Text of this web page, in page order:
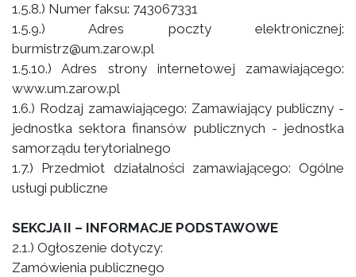
1.5.8.) Numer faksu: 743067331
1.5.9.) Adres poczty elektronicznej:
burmistrz@um.zarow.pl
1.5.10.) Adres strony internetowej zamawiającego:
www.um.zarow.pl
1.6.) Rodzaj zamawiającego: Zamawiający publiczny -
jednostka sektora finansów publicznych - jednostka
samorządu terytorialnego
1.7.) Przedmiot działalności zamawiającego: Ogólne
usługi publiczne
SEKCJA II – INFORMACJE PODSTAWOWE
2.1.) Ogłoszenie dotyczy:
Zamówienia publicznego